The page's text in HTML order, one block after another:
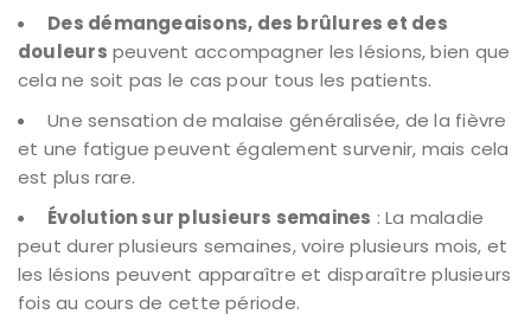
Des démangeaisons, des brûlures et des
douleurs peuvent accompagner les lésions, bien que
cela ne soit pas le cas pour tous les patients.
Une sensation de malaise généralisée, de la fièvre
et une fatigue peuvent également survenir, mais cela
est plus rare.
Évolution sur plusieurs semaines : La maladie
peut durer plusieurs semaines, voire plusieurs mois, et
les lésions peuvent apparaître et disparaître plusieurs
fois au cours de cette période.